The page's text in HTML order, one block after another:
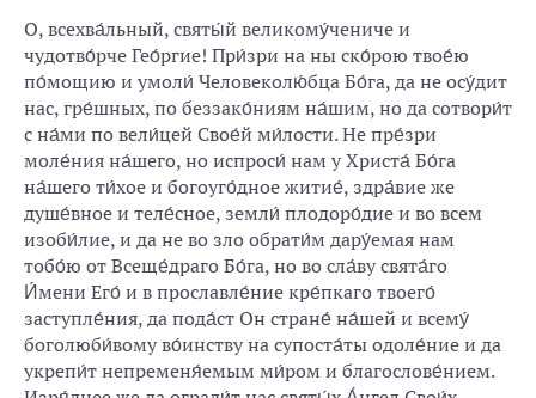
О, всехва́льный, святы́й великому́чениче и
чудотво́рче Гео́ргие! При́зри на ны ско́рою твое́ю
по́мощию и умоли́ Человеколю́бца Бо́га, да не осу́дит
нас, гре́шных, по беззако́ниям на́шим, но да сотвори́т
с на́ми по вели́цей Свое́й ми́лости. Не пре́зри
моле́ния на́шего, но испроси́ нам у Христа́ Бо́га
на́шего ти́хое и богоуго́дное житие́, здра́вие же
душе́вное и теле́сное, земли́ плодоро́дие и во всем
изоби́лие, и да не во зло обрати́м дару́емая нам
тобо́ю от Всеще́драго Бо́га, но во сла́ву свята́го
И́мени Его́ и в прославле́ние кре́пкаго твоего́
заступле́ния, да пода́ст Он стране́ на́шей и всему́
боголюби́вому во́инству на супоста́ты одоле́ние и да
укрепи́т непременя́емым ми́ром и благослове́нием.